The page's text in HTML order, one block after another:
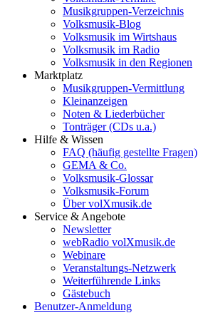
Musikgruppen-Verzeichnis
Volksmusik-Blog
Volksmusik im Wirtshaus
Volksmusik im Radio
Volksmusik in den Regionen
Marktplatz
Musikgruppen-Vermittlung
Kleinanzeigen
Noten & Liederbücher
Tonträger (CDs u.a.)
Hilfe & Wissen
FAQ (häufig gestellte Fragen)
GEMA & Co.
Volksmusik-Glossar
Volksmusik-Forum
Über volXmusik.de
Service & Angebote
Newsletter
webRadio volXmusik.de
Webinare
Veranstaltungs-Netzwerk
Weiterführende Links
Gästebuch
Benutzer-Anmeldung